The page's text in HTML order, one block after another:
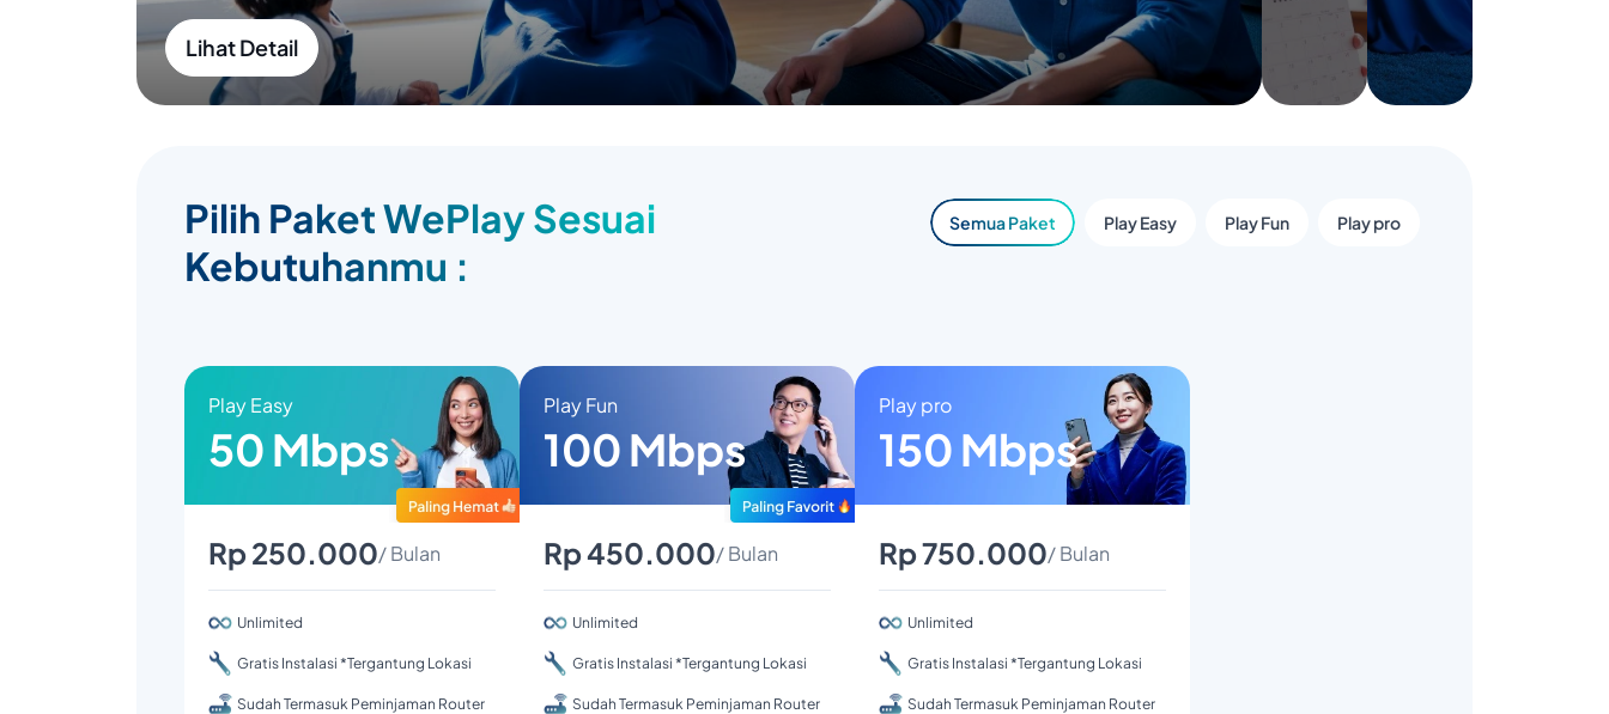
Lihat Detail
Pilih Paket WePlay Sesuai
Kebutuhanmu :
Semua Paket Play Easy Play Fun Play pro
Play Easy
50 Mbps
Rp 250.000/ Bulan
Unlimited
Gratis Instalasi *Tergantung Lokasi
Sudah Termasuk Peminjaman Router
Play Fun
100 Mbps
Rp 450.000/ Bulan
Unlimited
Gratis Instalasi *Tergantung Lokasi
Sudah Termasuk Peminjaman Router
Play pro
150 Mbps
Rp 750.000/ Bulan
Unlimited
Gratis Instalasi *Tergantung Lokasi
Sudah Termasuk Peminjaman Router